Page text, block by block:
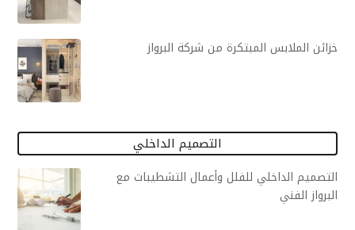
خزائن الملابس المبتكرة من شركة البرواز
التصميم الداخلي
التصميم الداخلي للفلل وأعمال التشطيبات مع
البرواز الفني